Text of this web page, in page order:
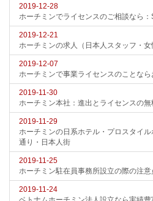
2019-12-28
ホーチミンでライセンスのご相談なら：
2019-12-21
ホーチミンの求人（日本人スタッフ・女
2019-12-07
ホーチミンで事業ライセンスのことなら
2019-11-30
ホーチミン本社：進出とライセンスの無
2019-11-29
ホーチミンの日系ホテル・プロスタイ
通り・日本人街
2019-11-25
ホーチミン駐在員事務所設立の際の注意
2019-11-24